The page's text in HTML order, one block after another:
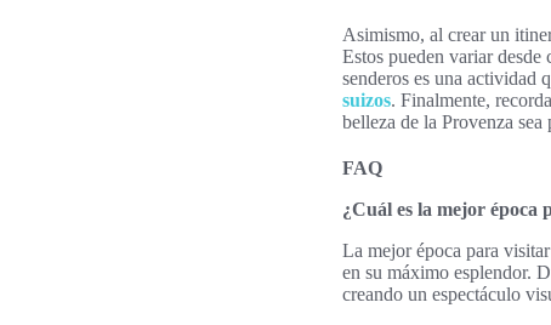
Asimismo, al crear un
Estos pueden variar desde
senderos es una actividad
suizos. Finalmente,
belleza de la Provenza sea
FAQ
¿Cuál es la mejor época
La mejor época para
en su máximo esplendor.
creando un espectáculo